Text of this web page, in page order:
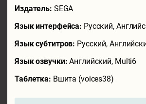
Издатель: SEGA
Язык интерфейса: Русский,
Язык субтитров: Русский,
Язык озвучки:Английский, Multi6
Таблетка: Вшита (voices38)